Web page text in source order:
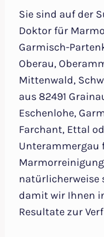
Sie sind auf der
Doktor für
Garmisch-
Oberau,
Mittenwald,
aus 82491
Eschenlohe,
Farchant, Ettal
Unterammergau
natürlicherweise
damit wir Ihnen
Resultate zur